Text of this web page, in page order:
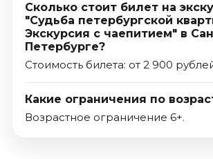
Сколько стоит билет на
"Судьба петербургской
Экскурсия с чаепитием" в
Петербурге?
Стоимость билета: от 2 900
Какие ограничения по
Возрастное ограничение 6+.